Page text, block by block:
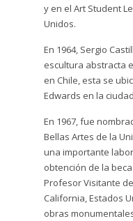
y en el Art Student
Unidos.
En 1964, Sergio
escultura abstracta
en Chile, esta se
Edwards en la
En 1967, fue
Bellas Artes de la
una importante
obtención de la
Profesor Visitante
California, Estados
obras